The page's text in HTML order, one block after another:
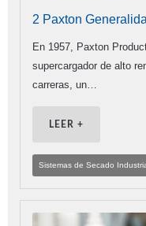
2 Paxton
En 1957, Paxton
supercargador de alto
carreras, un…
LEER +
Sistemas de Secado